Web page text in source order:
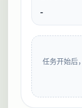
-
任务开始后